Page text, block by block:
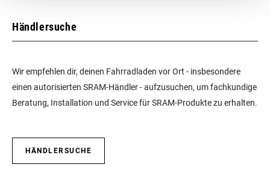
Händlersuche
Wir empfehlen dir, deinen Fahrradladen vor Ort - insbesondere
einen autorisierten SRAM-Händler - aufzusuchen, um fachkundige
Beratung, Installation und Service für SRAM-Produkte zu erhalten.
HÄNDLERSUCHE